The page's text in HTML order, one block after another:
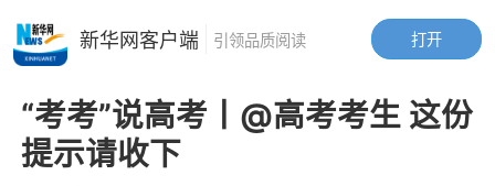
“考考”说高考丨@高考考生 这份
提示请收下
打开
新华网客户端 引领品质阅读